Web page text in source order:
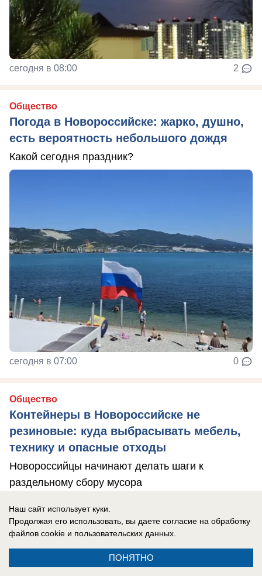
сегодня в 08:00 2
Общество
Погода в Новороссийске: жарко, душно,
есть вероятность небольшого дождя
Какой сегодня праздник?
сегодня в 07:00 0
Общество
Контейнеры в Новороссийске не
резиновые: куда выбрасывать мебель,
технику и опасные отходы
Новороссийцы начинают делать шаги к
раздельному сбору мусора
Наш сайт использует куки.
Продолжая его использовать, вы даете согласие на обработку
файлов cookie и пользовательских данных.
ПОНЯТНО